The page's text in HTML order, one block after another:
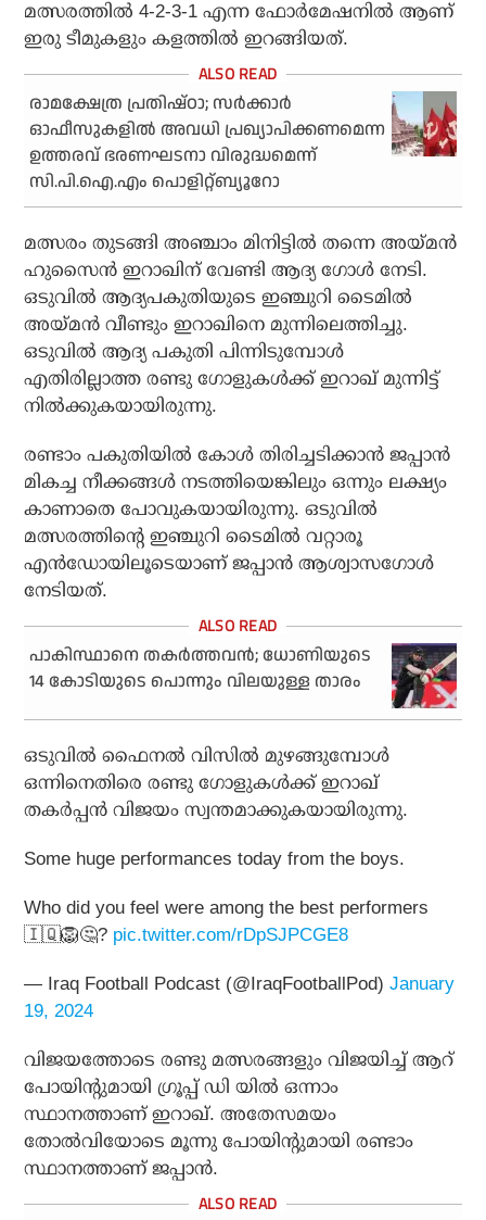
മത്സരത്തില്‍ 4-2-3-1 എന്ന ഫോര്‍മേഷനില്‍ ആണ്
ഇരു ടീമുകളും കളത്തില്‍ ഇറങ്ങിയത്.
രാമക്ഷേത്ര പ്രതിഷ്ഠാ; സര്‍ക്കാര്‍
ഓഫീസുകളില്‍ അവധി പ്രഖ്യാപിക്കണമെന്ന
ഉത്തരവ് ഭരണഘടനാ വിരുദ്ധമെന്ന്
സി.പി.ഐ.എം പൊളിറ്റ്ബ്യൂറോ
മത്സരം തുടങ്ങി അഞ്ചാം മിനിട്ടില്‍ തന്നെ അയ്മന്‍
ഹുസൈന്‍ ഇറാഖിന് വേണ്ടി ആദ്യ ഗോള്‍ നേടി.
ഒടുവില്‍ ആദ്യപകുതിയുടെ ഇഞ്ചുറി ടൈമില്‍
അയ്മന്‍ വീണ്ടും ഇറാഖിനെ മുന്നിലെത്തിച്ചു.
ഒടുവില്‍ ആദ്യ പകുതി പിന്നിടുമ്പോള്‍
എതിരില്ലാത്ത രണ്ടു ഗോളുകള്‍ക്ക് ഇറാഖ് മുന്നിട്ട്
നില്‍ക്കുകയായിരുന്നു.
രണ്ടാം പകുതിയില്‍ കോള്‍ തിരിച്ചടിക്കാന്‍ ജപ്പാന്‍
മികച്ച നീക്കങ്ങള്‍ നടത്തിയെങ്കിലും ഒന്നും ലക്ഷ്യം
കാണാതെ പോവുകയായിരുന്നു. ഒടുവില്‍
മത്സരത്തിന്റെ ഇഞ്ചുറി ടൈമില്‍ വറ്റാരൂ
എന്‍ഡോയിലൂടെയാണ് ജപ്പാന്‍ ആശ്വാസഗോള്‍
നേടിയത്.
പാകിസ്ഥാനെ തകര്‍ത്തവന്‍; ധോണിയുടെ
14 കോടിയുടെ പൊന്നും വിലയുള്ള താരം
ഒടുവില്‍ ഫൈനല്‍ വിസില്‍ മുഴങ്ങുമ്പോള്‍
ഒന്നിനെതിരെ രണ്ടു ഗോളുകള്‍ക്ക് ഇറാഖ്
തകര്‍പ്പന്‍ വിജയം സ്വന്തമാക്കുകയായിരുന്നു.
Some huge performances today from the boys.
Who did you feel were among the best performers
🇮🇶🦁🤔? pic.twitter.com/rDpSJPCGE8
— Iraq Football Podcast (@IraqFootballPod)January
19, 2024
വിജയത്തോടെ രണ്ടു മത്സരങ്ങളും വിജയിച്ച് ആറ്
പോയിന്റുമായി ഗ്രൂപ്പ് ഡി യില്‍ ഒന്നാം
സ്ഥാനത്താണ് ഇറാഖ്. അതേസമയം
തോല്‍വിയോടെ മൂന്നു പോയിന്റുമായി രണ്ടാം
സ്ഥാനത്താണ് ജപ്പാന്‍.